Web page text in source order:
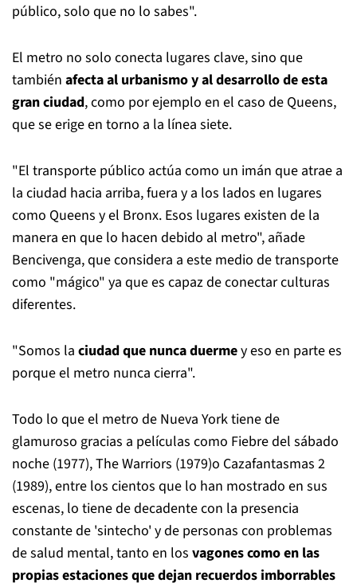
público, solo que no lo sabes".
El metro no solo conecta lugares clave, sino que
también afecta al urbanismo y al desarrollo de esta
gran ciudad, como por ejemplo en el caso de Queens,
que se erige en torno a la línea siete.
"El transporte público actúa como un imán que atrae a
la ciudad hacia arriba, fuera y a los lados en lugares
como Queens y el Bronx. Esos lugares existen de la
manera en que lo hacen debido al metro", añade
Bencivenga, que considera a este medio de transporte
como "mágico" ya que es capaz de conectar culturas
diferentes.
"Somos la ciudad que nunca duermey eso en parte es
porque el metro nunca cierra".
Todo lo que el metro de Nueva York tiene de
glamuroso gracias a películas como Fiebre del sábado
noche (1977), The Warriors (1979)o Cazafantasmas 2
(1989), entre los cientos que lo han mostrado en sus
escenas, lo tiene de decadente con la presencia
constante de 'sintecho' y de personas con problemas
de salud mental, tanto en los vagones como en las
propias estaciones que dejan recuerdos imborrables